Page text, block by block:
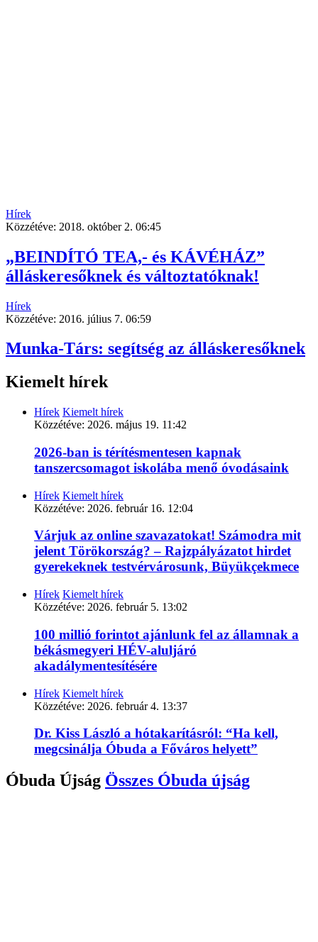
Hírek
Közzétéve: 2018. október 2. 06:45
„BEINDÍTÓ TEA,- és KÁVÉHÁZ”
álláskeresőknek és változtatóknak!
Hírek
Közzétéve: 2016. július 7. 06:59
Munka-Társ: segítség az álláskeresőknek
Kiemelt hírek
Hírek Kiemelt hírek
Közzétéve: 2026. május 19. 11:42
2026-ban is térítésmentesen kapnak
tanszercsomagot iskolába menő óvodásaink
Hírek Kiemelt hírek
Közzétéve: 2026. február 16. 12:04
Várjuk az online szavazatokat! Számodra mit
jelent Törökország? – Rajzpályázatot hirdet
gyerekeknek testvérvárosunk, Büyükçekmece
Hírek Kiemelt hírek
Közzétéve: 2026. február 5. 13:02
100 millió forintot ajánlunk fel az államnak a
békásmegyeri HÉV-aluljáró
akadálymentesítésére
Hírek Kiemelt hírek
Közzétéve: 2026. február 4. 13:37
Dr. Kiss László a hótakarításról: “Ha kell,
megcsinálja Óbuda a Főváros helyett”
Óbuda Újság Összes Óbuda újság